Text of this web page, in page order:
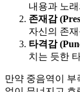
내용과 노
존재감
자신의 존
타격감
치는 듯한
만약 중음역이 부